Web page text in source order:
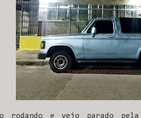
rodando e vejo parado